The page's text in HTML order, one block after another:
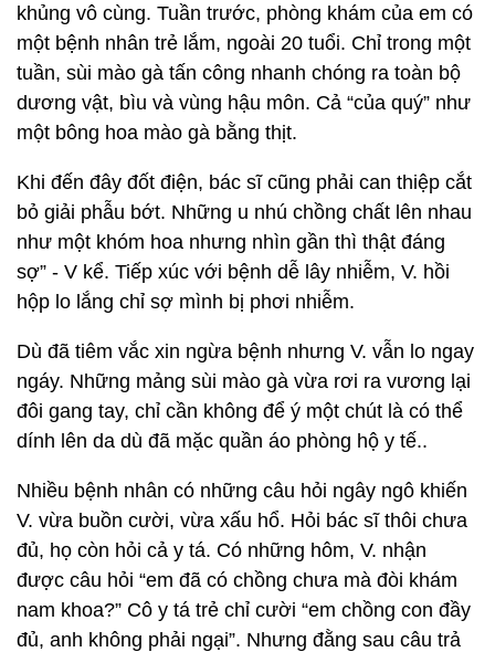
khủng vô cùng. Tuần trước, phòng khám của em có
một bệnh nhân trẻ lắm, ngoài 20 tuổi. Chỉ trong một
tuần, sùi mào gà tấn công nhanh chóng ra toàn bộ
dương vật, bìu và vùng hậu môn. Cả “của quý” như
một bông hoa mào gà bằng thịt.
Khi đến đây đốt điện, bác sĩ cũng phải can thiệp cắt
bỏ giải phẫu bớt. Những u nhú chồng chất lên nhau
như một khóm hoa nhưng nhìn gần thì thật đáng
sợ” - V kể. Tiếp xúc với bệnh dễ lây nhiễm, V. hồi
hộp lo lắng chỉ sợ mình bị phơi nhiễm.
Dù đã tiêm vắc xin ngừa bệnh nhưng V. vẫn lo ngay
ngáy. Những mảng sùi mào gà vừa rơi ra vương lại
đôi gang tay, chỉ cần không để ý một chút là có thể
dính lên da dù đã mặc quần áo phòng hộ y tế..
Nhiều bệnh nhân có những câu hỏi ngây ngô khiến
V. vừa buồn cười, vừa xấu hổ. Hỏi bác sĩ thôi chưa
đủ, họ còn hỏi cả y tá. Có những hôm, V. nhận
được câu hỏi “em đã có chồng chưa mà đòi khám
nam khoa?” Cô y tá trẻ chỉ cười “em chồng con đầy
đủ, anh không phải ngại”. Nhưng đằng sau câu trả